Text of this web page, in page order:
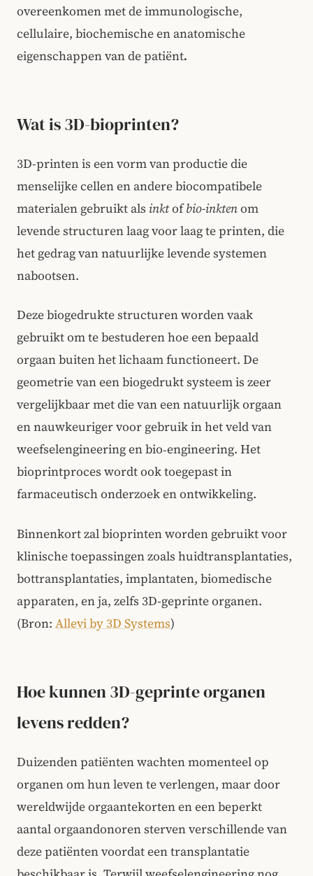
overeenkomen met de immunologische,
cellulaire, biochemische en anatomische
eigenschappen van de patiënt.
Wat is 3D-bioprinten?
3D-printen is een vorm van productie die
menselijke cellen en andere biocompatibele
materialen gebruikt als inktofbio-inktenom
levende structuren laag voor laag te printen, die
het gedrag van natuurlijke levende systemen
nabootsen.
Deze biogedrukte structuren worden vaak
gebruikt om te bestuderen hoe een bepaald
orgaan buiten het lichaam functioneert. De
geometrie van een biogedrukt systeem is zeer
vergelijkbaar met die van een natuurlijk orgaan
en nauwkeuriger voor gebruik in het veld van
weefselengineering en bio‑engineering. Het
bioprintproces wordt ook toegepast in
farmaceutisch onderzoek en ontwikkeling.
Binnenkort zal bioprinten worden gebruikt voor
klinische toepassingen zoals huidtransplantaties,
bottransplantaties, implantaten, biomedische
apparaten, en ja, zelfs 3D-geprinte organen.
(Bron: Allevi by 3D Systems)
Hoe kunnen 3D-geprinte organen
levens redden?
Duizenden patiënten wachten momenteel op
organen om hun leven te verlengen, maar door
wereldwijde orgaantekorten en een beperkt
aantal orgaandonoren sterven verschillende van
deze patiënten voordat een transplantatie